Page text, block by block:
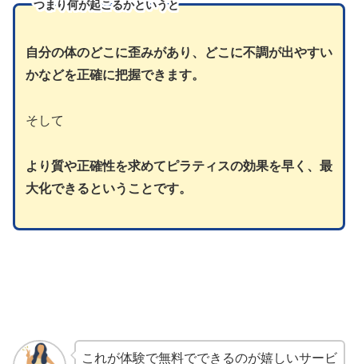
つまり何が起こるかというと
自分の体のどこに歪みがあり、どこに不調が出やすい
かなどを正確に把握できます。
そして
より質や正確性を求めてピラティスの効果を早く、最
大化できるということです。
これが体験で無料でできるのが嬉しいサービ